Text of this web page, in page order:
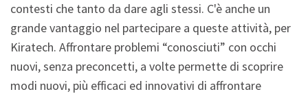
contesti che tanto da dare agli stessi. C'è anche un
grande vantaggio nel partecipare a queste attività, per
Kiratech. Affrontare problemi “conosciuti” con occhi
nuovi, senza preconcetti, a volte permette di scoprire
modi nuovi, più efficaci ed innovativi di affrontare